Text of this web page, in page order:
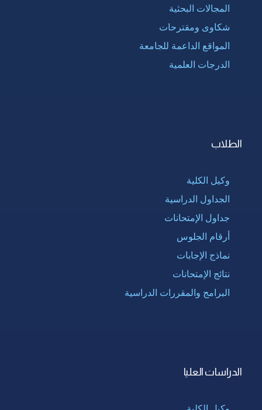
المجالات البحثية
شكاوى ومقترحات
المواقع الداعمة للجامعة
الدرجات العلمية
الطلاب
وكيل الكلية
الجداول الدراسية
جداول الإمتحانات
أرقام الجلوس
نماذج الإجابات
نتائج الإمتحانات
البرامج والمقررات الدراسية
الدراسات العليا